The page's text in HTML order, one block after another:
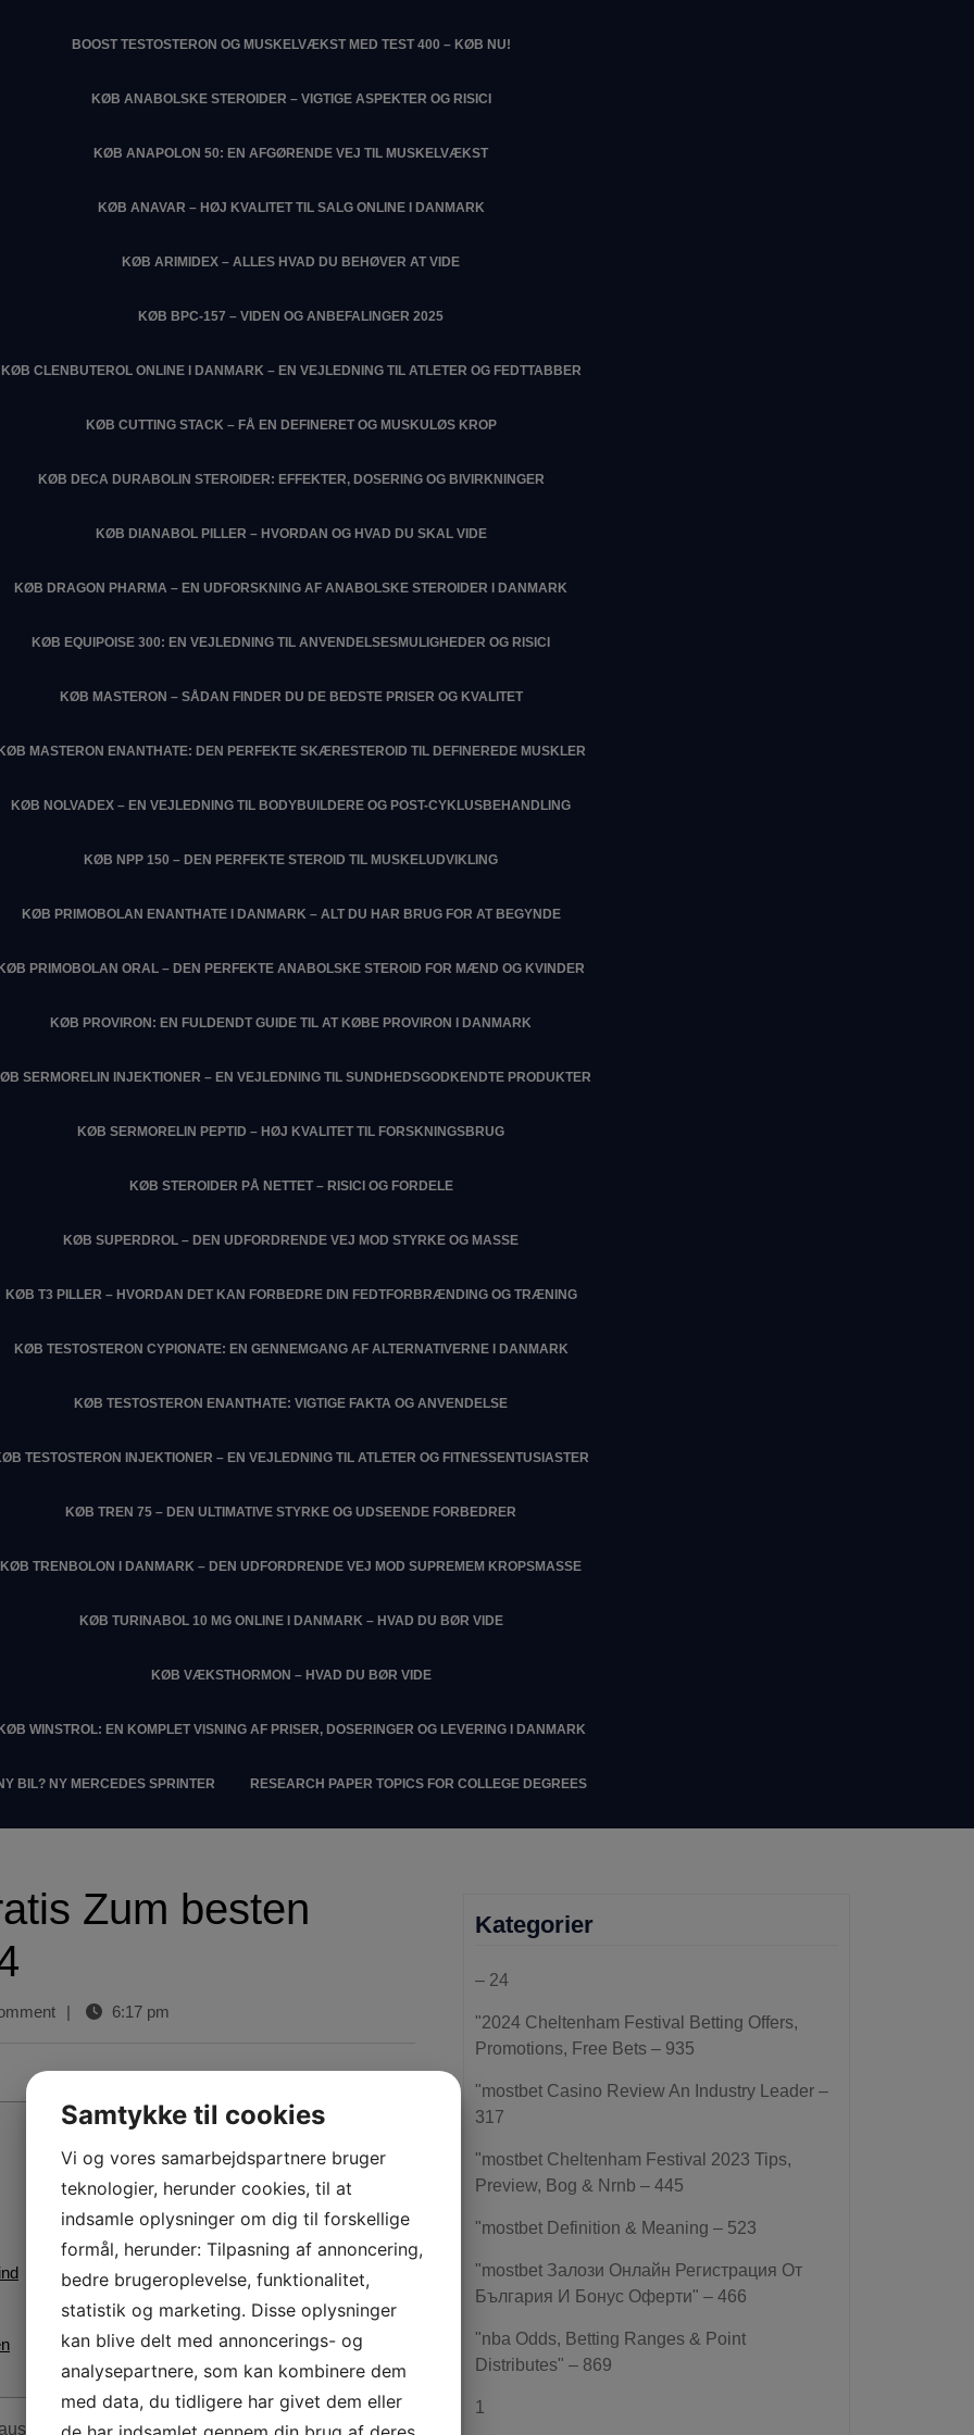
BOOST TESTOSTERON OG MUSKELVÆKST MED TEST 400 – KØB NU!
KØB ANABOLSKE STEROIDER – VIGTIGE ASPEKTER OG RISICI
KØB ANAPOLON 50: EN AFGØRENDE VEJ TIL MUSKELVÆKST
KØB ANAVAR – HØJ KVALITET TIL SALG ONLINE I DANMARK
KØB ARIMIDEX – ALLES HVAD DU BEHØVER AT VIDE
KØB BPC-157 – VIDEN OG ANBEFALINGER 2025
KØB CLENBUTEROL ONLINE I DANMARK – EN VEJLEDNING TIL ATLETER OG FEDTTABBER
KØB CUTTING STACK – FÅ EN DEFINERET OG MUSKULØS KROP
KØB DECA DURABOLIN STEROIDER: EFFEKTER, DOSERING OG BIVIRKNINGER
KØB DIANABOL PILLER – HVORDAN OG HVAD DU SKAL VIDE
KØB DRAGON PHARMA – EN UDFORSKNING AF ANABOLSKE STEROIDER I DANMARK
KØB EQUIPOISE 300: EN VEJLEDNING TIL ANVENDELSESMULIGHEDER OG RISICI
KØB MASTERON – SÅDAN FINDER DU DE BEDSTE PRISER OG KVALITET
MASTERON ENANTHATE: DEN PERFEKTE SKÆRESTEROID TIL DEFINEREDE MUSKLER
KØB NOLVADEX – EN VEJLEDNING TIL BODYBUILDERE OG POST-CYKLUSBEHANDLING
KØB NPP 150 – DEN PERFEKTE STEROID TIL MUSKELUDVIKLING
KØB PRIMOBOLAN ENANTHATE I DANMARK – ALT DU HAR BRUG FOR AT BEGYNDE
PRIMOBOLAN ORAL – DEN PERFEKTE ANABOLSKE STEROID FOR MÆND OG KVINDER
KØB PROVIRON: EN FULDENDT GUIDE TIL AT KØBE PROVIRON I DANMARK
SERMORELIN INJEKTIONER – EN VEJLEDNING TIL SUNDHEDSGODKENDTE PRODUKTER
KØB SERMORELIN PEPTID – HØJ KVALITET TIL FORSKNINGSBRUG
KØB STEROIDER PÅ NETTET – RISICI OG FORDELE
KØB SUPERDROL – DEN UDFORDRENDE VEJ MOD STYRKE OG MASSE
KØB T3 PILLER – HVORDAN DET KAN FORBEDRE DIN FEDTFORBRÆNDING OG TRÆNING
KØB TESTOSTERON CYPIONATE: EN GENNEMGANG AF ALTERNATIVERNE I DANMARK
KØB TESTOSTERON ENANTHATE: VIGTIGE FAKTA OG ANVENDELSE
TESTOSTERON INJEKTIONER – EN VEJLEDNING TIL ATLETER OG FITNESSENTUSIASTER
KØB TREN 75 – DEN ULTIMATIVE STYRKE OG UDSEENDE FORBEDRER
KØB TRENBOLON I DANMARK – DEN UDFORDRENDE VEJ MOD SUPREMEM KROPSMASSE
KØB TURINABOL 10 MG ONLINE I DANMARK – HVAD DU BØR VIDE
KØB VÆKSTHORMON – HVAD DU BØR VIDE
WINSTROL: EN KOMPLET VISNING AF PRISER, DOSERINGER OG LEVERING I DANMARK
BIL? NY MERCEDES SPRINTER RESEARCH PAPER TOPICS FOR COLLEGE DEGREES
Zum besten
| 6:17 pm
Kategorier
– 24
"2024 Cheltenham Festival Betting Offers,
Promotions, Free Bets – 935
"mostbet Casino Review An Industry Leader –
317
"mostbet Cheltenham Festival 2023 Tips,
Preview, Bog & Nrnb – 445
"mostbet Definition & Meaning – 523
"mostbet Залози Онлайн Регистрация От
България И Бонус Оферти" – 466
"nba Odds, Betting Ranges & Point
Distributes" – 869
1
Samtykke til cookies
Vi og vores samarbejdspartnere bruger
teknologier, herunder cookies, til at
indsamle oplysninger om dig til forskellige
formål, herunder: Tilpasning af annoncering,
bedre brugeroplevelse, funktionalitet,
statistik og marketing. Disse oplysninger
kan blive delt med annoncerings- og
analysepartnere, som kan kombinere dem
med data, du tidligere har givet dem eller